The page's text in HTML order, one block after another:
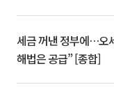
세금 꺼낸 정부에…오
해법은 공급” [종합]